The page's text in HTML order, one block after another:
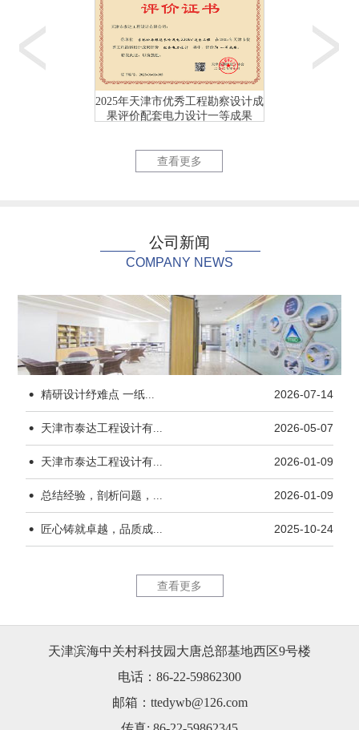
国网天津市电力公司充... 国网天津
杨柳青水厂170kW... 天津市茂
天津市茂联科技有限公...
2025年天津市优秀工程勘察设计成
果评价配套电力设计一等成果
2025年天津市优秀
查看更多
公司新闻
COMPANY NEWS
· 精研设计纾难点 一纸... 2026-07-14
· 天津市泰达工程设计有... 2026-05-07
· 天津市泰达工程设计有... 2026-01-09
· 总结经验，剖析问题，... 2026-01-09
· 匠心铸就卓越，品质成... 2025-10-24
查看更多
天津滨海中关村科技园大唐总部基地西区9号楼
电话：86-22-59862300
邮箱：ttedywb@126.com